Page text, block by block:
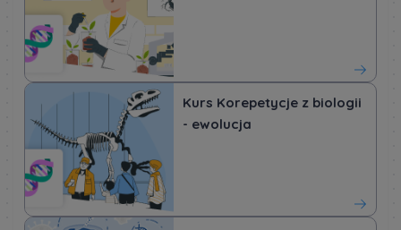
Kurs Korepetycje z biologii
- ewolucja